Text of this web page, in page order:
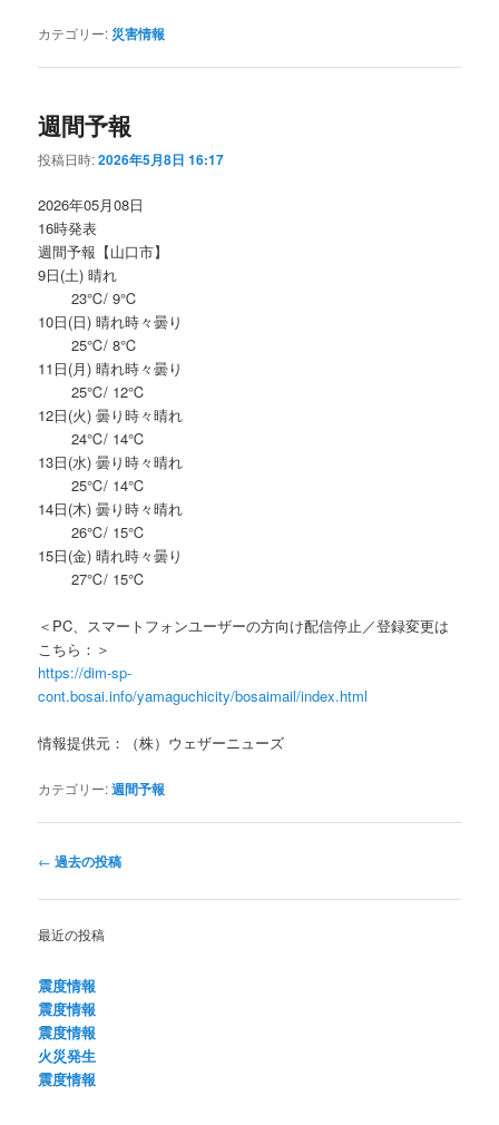
カテゴリー: 災害情報
週間予報
投稿日時:2026年5月8日 16:17
2026年05月08日
16時発表
週間予報【山口市】
9日(土) 晴れ
23℃/ 9℃
10日(日) 晴れ時々曇り
25℃/ 8℃
11日(月) 晴れ時々曇り
25℃/ 12℃
12日(火) 曇り時々晴れ
24℃/ 14℃
13日(水) 曇り時々晴れ
25℃/ 14℃
14日(木) 曇り時々晴れ
26℃/ 15℃
15日(金) 晴れ時々曇り
27℃/ 15℃
＜PC、スマートフォンユーザーの方向け配信停止／登録変更は
こちら：＞
https://dim-sp-
cont.bosai.info/yamaguchicity/bosaimail/index.html
情報提供元：（株）ウェザーニューズ
カテゴリー:週間予報
投
ナ
ビ
ー
シ
ョ
ン
← 過去の投稿
最近の投稿
震度情報
震度情報
震度情報
火災発生
震度情報